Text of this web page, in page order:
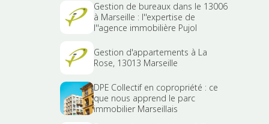
Gestion de bureaux dans le 13006
à Marseille : l''expertise de
l''agence immobilière Pujol
Gestion d'appartements à La
Rose, 13013 Marseille
DPE Collectif en copropriété : ce
que nous apprend le parc
immobilier Marseillais